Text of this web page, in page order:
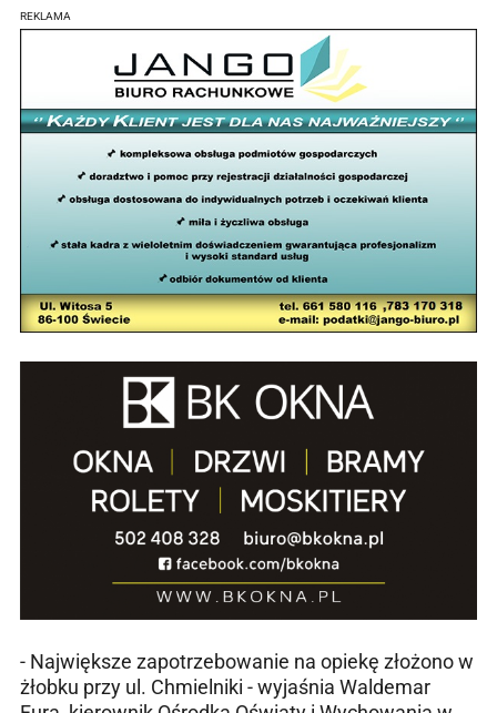
REKLAMA
- Największe zapotrzebowanie na opiekę złożono w
żłobku przy ul. Chmielniki - wyjaśnia Waldemar